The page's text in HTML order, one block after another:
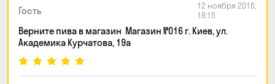
Гость
12 ноября 2016,
18:15
Верните пива в магазин Магазин №016 г. Киев, ул.
Академика Курчатова, 19а